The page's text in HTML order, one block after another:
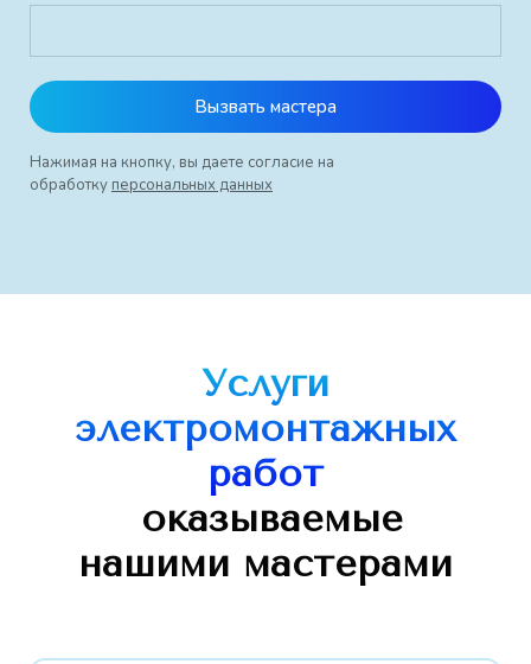
Вызвать мастера
Нажимая на кнопку, вы даете согласие на
обработку персональных данных
Услуги
электромонтажных
работ
оказываемые
нашими мастерами